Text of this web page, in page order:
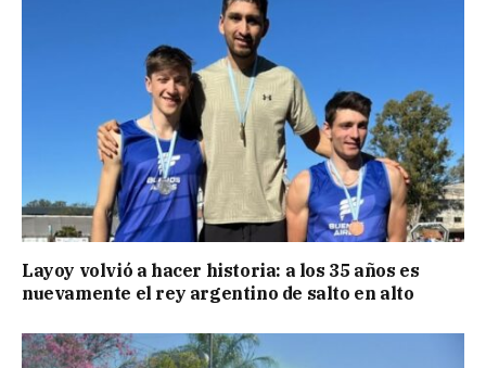
Layoy volvió a hacer historia: a los 35 años es
nuevamente el rey argentino de salto en alto